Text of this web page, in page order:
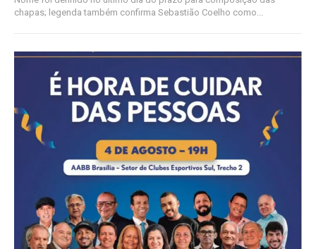
chapas; legenda também confirma Sebastião Coelho como...